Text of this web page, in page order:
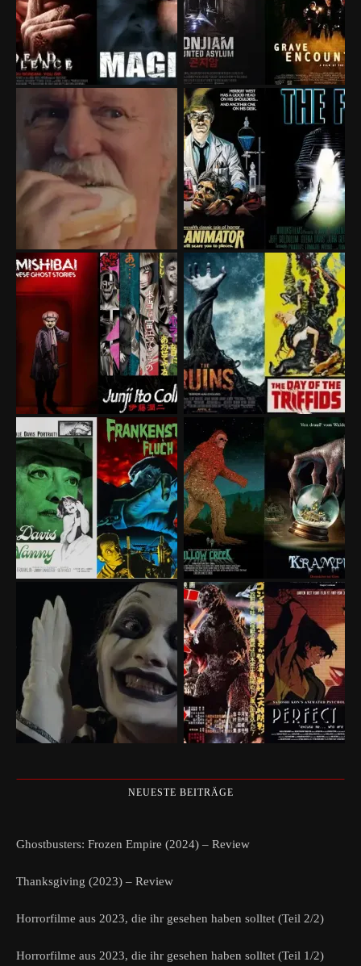
NEUESTE BEITRÄGE
Ghostbusters: Frozen Empire (2024) – Review
Thanksgiving (2023) – Review
Horrorfilme aus 2023, die ihr gesehen haben solltet (Teil 2/2)
Horrorfilme aus 2023, die ihr gesehen haben solltet (Teil 1/2)